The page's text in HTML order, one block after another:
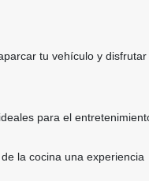
tu vehículo y disfrutar
para el
la cocina una experiencia